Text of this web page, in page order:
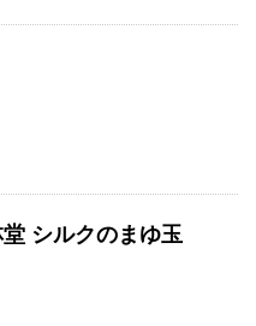
シルクのまゆ玉